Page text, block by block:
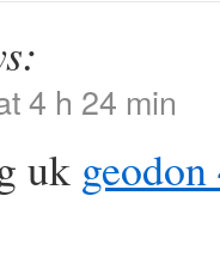
4 h 24 min
uk